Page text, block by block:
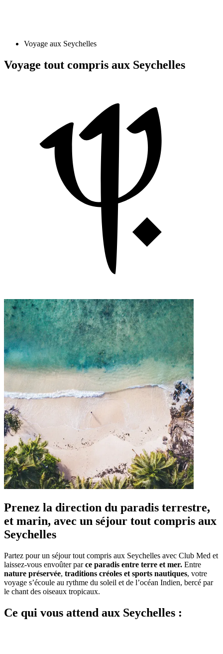
Voyage aux Seychelles
Voyage tout compris aux Seychelles
Prenez la direction du paradis terrestre,
et marin, avec un séjour tout compris aux
Seychelles
Partez pour un séjour tout compris aux Seychelles avec Club Med et
laissez-vous envoûter parce paradis entre terre et mer. Entre
nature préservée, traditions créoles et sports nautiques, votre
voyage s’écoule au rythme du soleil et de l’océan Indien, bercé par
le chant des oiseaux tropicaux.
Ce qui vous attend aux Seychelles :